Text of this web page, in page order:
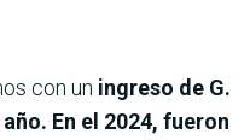
con un ingreso de G.
En el 2024, fueron